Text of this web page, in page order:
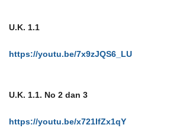
U.K. 1.1
https://youtu.be/7x9zJQS6_LU
U.K. 1.1. No 2 dan 3
https://youtu.be/x721IfZx1qY